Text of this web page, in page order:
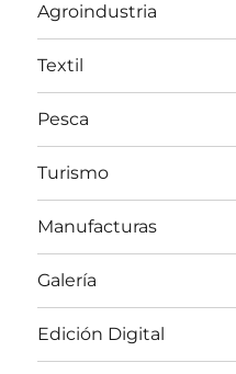
Agroindustria
Textil
Pesca
Turismo
Manufacturas
Galería
Edición Digital